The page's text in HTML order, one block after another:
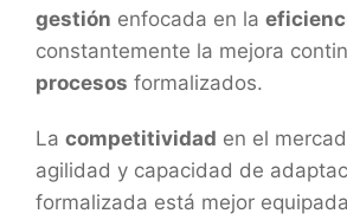
gestión enfocada en la
constantemente la mejora
procesos formalizados.
La competitividad en el
agilidad y capacidad de
formalizada está mejor